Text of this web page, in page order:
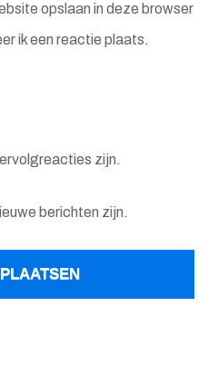
opslaan in deze browser
ik een reactie plaats.
zijn.
berichten zijn.